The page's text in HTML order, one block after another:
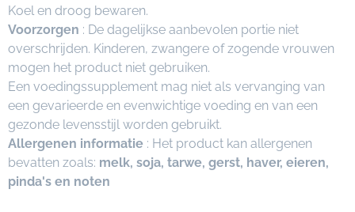
Koel en droog bewaren.
Voorzorgen : De dagelijkse aanbevolen portie niet
overschrijden. Kinderen, zwangere of zogende vrouwen
mogen het product niet gebruiken.
Een voedingssupplement mag niet als vervanging van
een gevarieerde en evenwichtige voeding en van een
gezonde levensstijl worden gebruikt.
Allergenen informatie : Het product kan allergenen
bevatten zoals: melk, soja, tarwe, gerst, haver, eieren,
pinda's en noten